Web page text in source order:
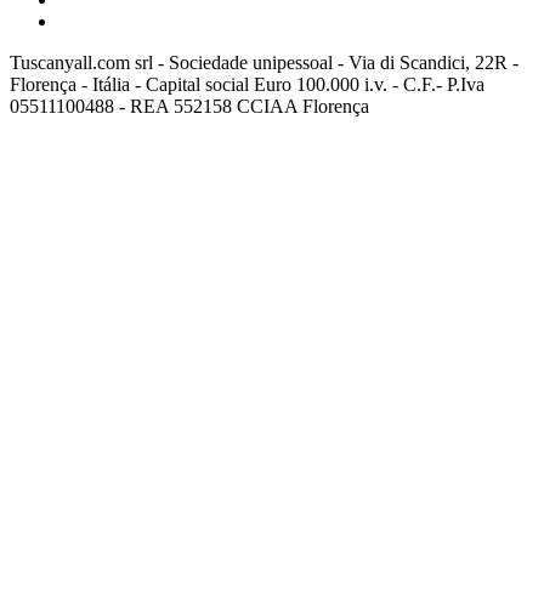
Tuscanyall.com srl - Sociedade unipessoal - Via di Scandici, 22R -
Florença - Itália - Capital social Euro 100.000 i.v. - C.F.- P.Iva
05511100488 - REA 552158 CCIAA Florença